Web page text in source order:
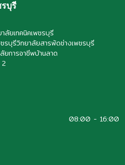
บุรี
ลัยเทคนิคเพชรบุรี
รบุรีวิทยาลัยสารพัดช่างเพชรบุรี
ยการอาชีพบ้านลาด
2
08:00 - 16:00